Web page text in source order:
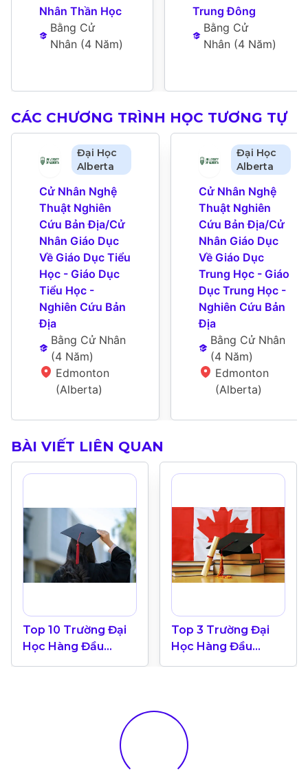
Nhân Thần Học
Bằng Cử
Nhân (4 Năm)
Trung Đông
Bằng Cử
Nhân (4 Năm)
CÁC CHƯƠNG TRÌNH HỌC TƯƠNG TỰ
Đại Học
Alberta
Cử Nhân Nghệ
Thuật Nghiên
Cứu Bản Địa/Cử
Nhân Giáo Dục
Về Giáo Dục Tiểu
Học - Giáo Dục
Tiểu Học -
Nghiên Cứu Bản
Địa
Bằng Cử Nhân
(4 Năm)
Edmonton
(Alberta)
Đại Học
Alberta
Cử Nhân Nghệ
Thuật Nghiên
Cứu Bản Địa/Cử
Nhân Giáo Dục
Về Giáo Dục
Trung Học - Giáo
Dục Trung Học -
Nghiên Cứu Bản
Địa
Bằng Cử Nhân
(4 Năm)
Edmonton
(Alberta)
BÀI VIẾT LIÊN QUAN
Top 10 Trường Đại
Học Hàng Đầu
Canada 2024
Top 3 Trường Đại
Học Hàng Đầu
Canada Theo Bảng